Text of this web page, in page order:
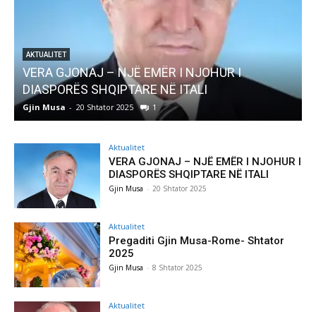
AKTUALITET
Pregaditi Gjin Musa-Rome- Shtator 2025
Gjin Musa - 8 Shtator 2025 0
Aktualitet
VERA GJONAJ – NJË EMËR I NJOHUR I
DIASPORËS SHQIPTARE NË ITALI
Gjin Musa - 20 Shtator 2025
Aktualitet
Pregaditi Gjin Musa-Rome- Shtator
2025
Gjin Musa - 8 Shtator 2025
Aktualitet